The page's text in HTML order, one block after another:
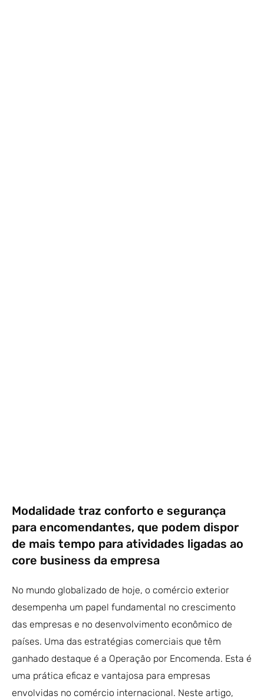
Modalidade traz conforto e segurança
para encomendantes, que podem dispor
de mais tempo para atividades ligadas ao
core business da empresa
No mundo globalizado de hoje, o comércio exterior
desempenha um papel fundamental no crescimento
das empresas e no desenvolvimento econômico de
países. Uma das estratégias comerciais que têm
ganhado destaque é a Operação por Encomenda. Esta é
uma prática eficaz e vantajosa para empresas
envolvidas no comércio internacional. Neste artigo,